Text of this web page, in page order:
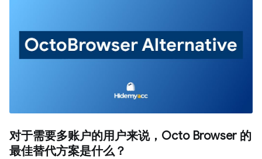
对于需要多账户的用户来说，Octo Browser 的
最佳替代方案是什么？